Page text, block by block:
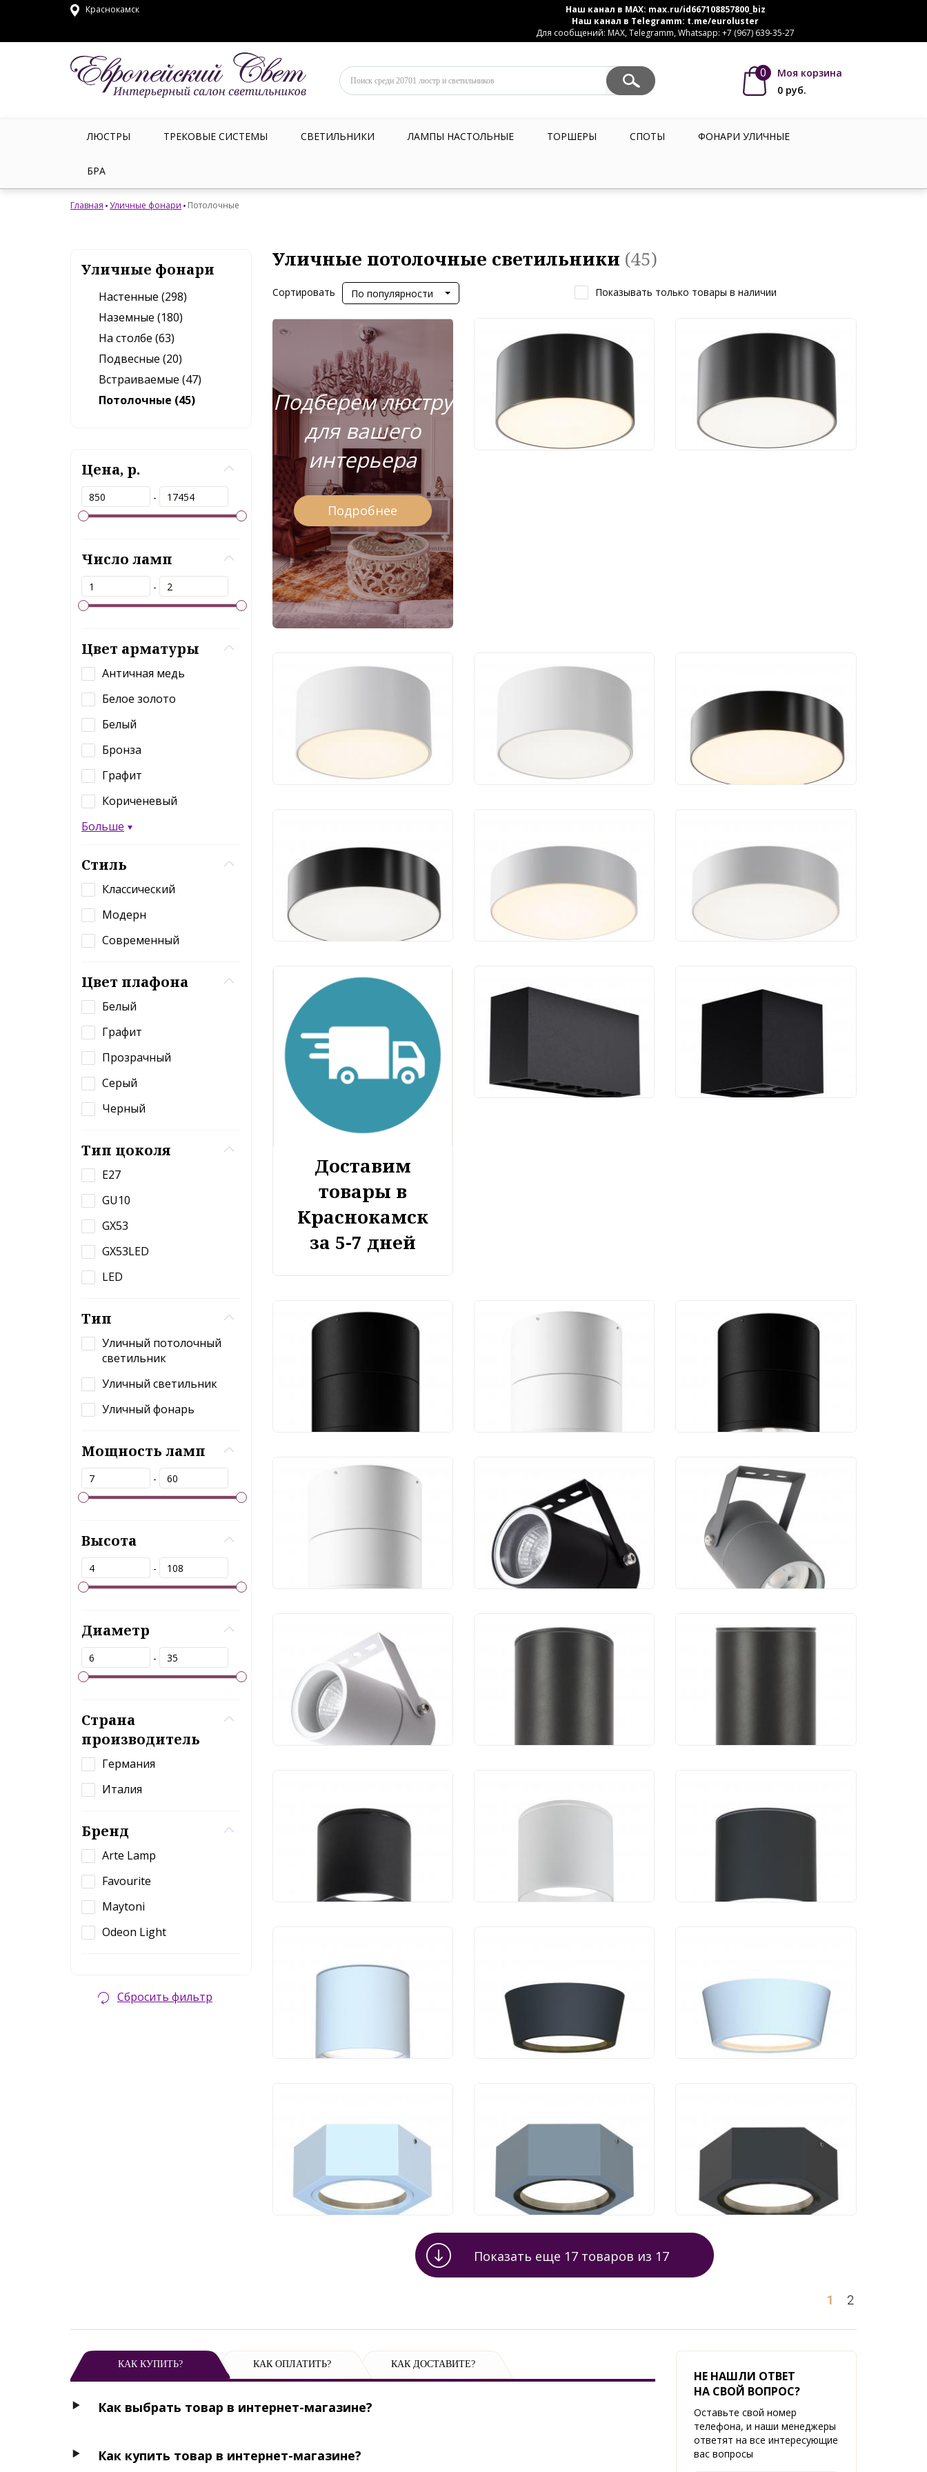
Краснокамск Наш канал в MAX: max.ru/id667108857800_biz
Наш канал в Telegramm: t.me/euroluster
Для сообщений: MAX, Telegramm, Whatsapp: +7 (967) 639-35-27
0
Моя корзина
0 руб.
ЛЮСТРЫ ТРЕКОВЫЕ СИСТЕМЫ СВЕТИЛЬНИКИ ЛАМПЫ НАСТОЛЬНЫЕ ТОРШЕРЫ СПОТЫ ФОНАРИ УЛИЧНЫЕ
БРА
Главная Уличные фонари Потолочные
Уличные фонари
Настенные (298)
Наземные (180)
На столбе (63)
Подвесные (20)
Встраиваемые (47)
Потолочные (45)
Цена, р.
-
Число ламп
-
Цвет арматуры
Античная медь
Белое золото
Белый
Бронза
Графит
Кориченевый
Больше
Стиль
Классический
Модерн
Современный
Цвет плафона
Белый
Графит
Прозрачный
Серый
Черный
Тип цоколя
E27
GU10
GX53
GX53LED
LED
Тип
Уличный потолочный
светильник
Уличный светильник
Уличный фонарь
Мощность ламп
-
Высота
-
Диаметр
-
Страна
производитель
Германия
Италия
Бренд
Arte Lamp
Favourite
Maytoni
Odeon Light
Сбросить фильтр
Уличные потолочные светильники (45)
Сортировать По популярности Показывать только товары в наличии
Подберем люстру
для вашего
интерьера
Подробнее
Уличный потолочный
светильник Maytoni Zon
6 050 руб.
Уличный потолочный
светильник Maytoni Zon
6 050 руб.
Уличный потолочный
светильник Maytoni Zon
6 050 руб.
Уличный потолочный
светильник Maytoni Zon
6 050 руб.
светильник Maytoni Zon
IP O431CL-L30B3K
12 290 руб.
светильник Maytoni Zon
IP O431CL-L30B4K
12 290 руб.
светильник Maytoni Zon
12 290 руб.
светильник Maytoni Zon
12 290 руб.
Доставим
товары в
Краснокамск
за 5-7 дней
Уличный потолочный
светильник Maytoni Ares
O309CL-L10GF3K
9 090 руб.
Уличный потолочный
светильник Maytoni Ares
O309CL-L8GF3K
7 450 руб.
Уличный потолочный
Уличный потолочный
11 450 руб.
Уличный потолочный
Уличный потолочный
Уличный светильник
Arte Lamp Mistero
A3303AL-1BK
1 460 руб.
Уличный светильник
Arte Lamp Mistero
A3303AL-1GY
1 460 руб.
Уличный светильник
Arte Lamp Mistero
A3303AL-1WH
1 460 руб.
Уличный потолочный
Уличный потолочный
Favourite Fantum 4661-1U
Favourite Fantum 4662-1U
Favourite Fantum 4663-1U
Favourite Fantum 4664-1U
1 260 руб. 1 260 руб.
Favourite Fantum 4665-1U
1 260 руб.
Favourite Fantum 4666-1U
1 260 руб.
Favourite Fantum 4667-1U
1 260 руб.
Показать еще 17товаров из 17
1 2
КАК КУПИТЬ? КАК ОПЛАТИТЬ? КАК ДОСТАВИТЕ?
Как выбрать товар в интернет-магазине?
Как купить товар в интернет-магазине?
НЕ НАШЛИ ОТВЕТ
НА СВОЙ ВОПРОС?
Оставьте свой номер
телефона, и наши менеджеры
ответят на все интересующие
вас вопросы